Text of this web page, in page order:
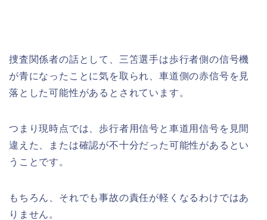
捜査関係者の話として、三笘選手は歩行者側の信号機
が青になったことに気を取られ、車道側の赤信号を見
落とした可能性があるとされています。
つまり現時点では、歩行者用信号と車道用信号を見間
違えた、または確認が不十分だった可能性があるとい
うことです。
もちろん、それでも事故の責任が軽くなるわけではあ
りません。